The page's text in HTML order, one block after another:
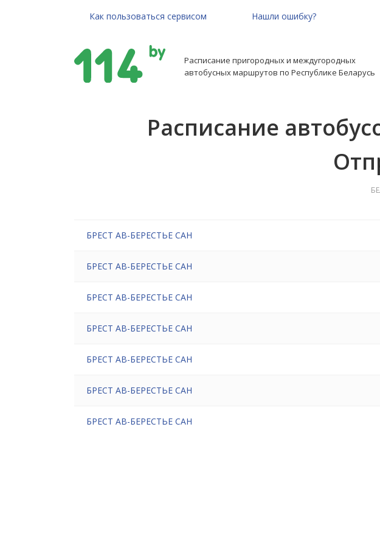
Как пользоваться сервисом Нашли ошибку?
Расписание пригородных и междугородных
автобусных маршрутов по Республике Беларусь
Расписание
БРЕСТ АВ-БЕРЕСТЬЕ САН
БРЕСТ АВ-БЕРЕСТЬЕ САН
БРЕСТ АВ-БЕРЕСТЬЕ САН
БРЕСТ АВ-БЕРЕСТЬЕ САН
БРЕСТ АВ-БЕРЕСТЬЕ САН
БРЕСТ АВ-БЕРЕСТЬЕ САН
БРЕСТ АВ-БЕРЕСТЬЕ САН